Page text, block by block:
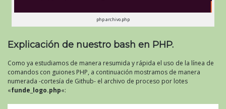
php archivo.php
Explicación de nuestro bash en PHP.
Como ya estudiamos de manera resumida y rápida el uso de la línea de
comandos con guiones PHP, a continuación mostramos de manera
numerada -cortesía de Github- el archivo de proceso por lotes
«funde_logo.php«: